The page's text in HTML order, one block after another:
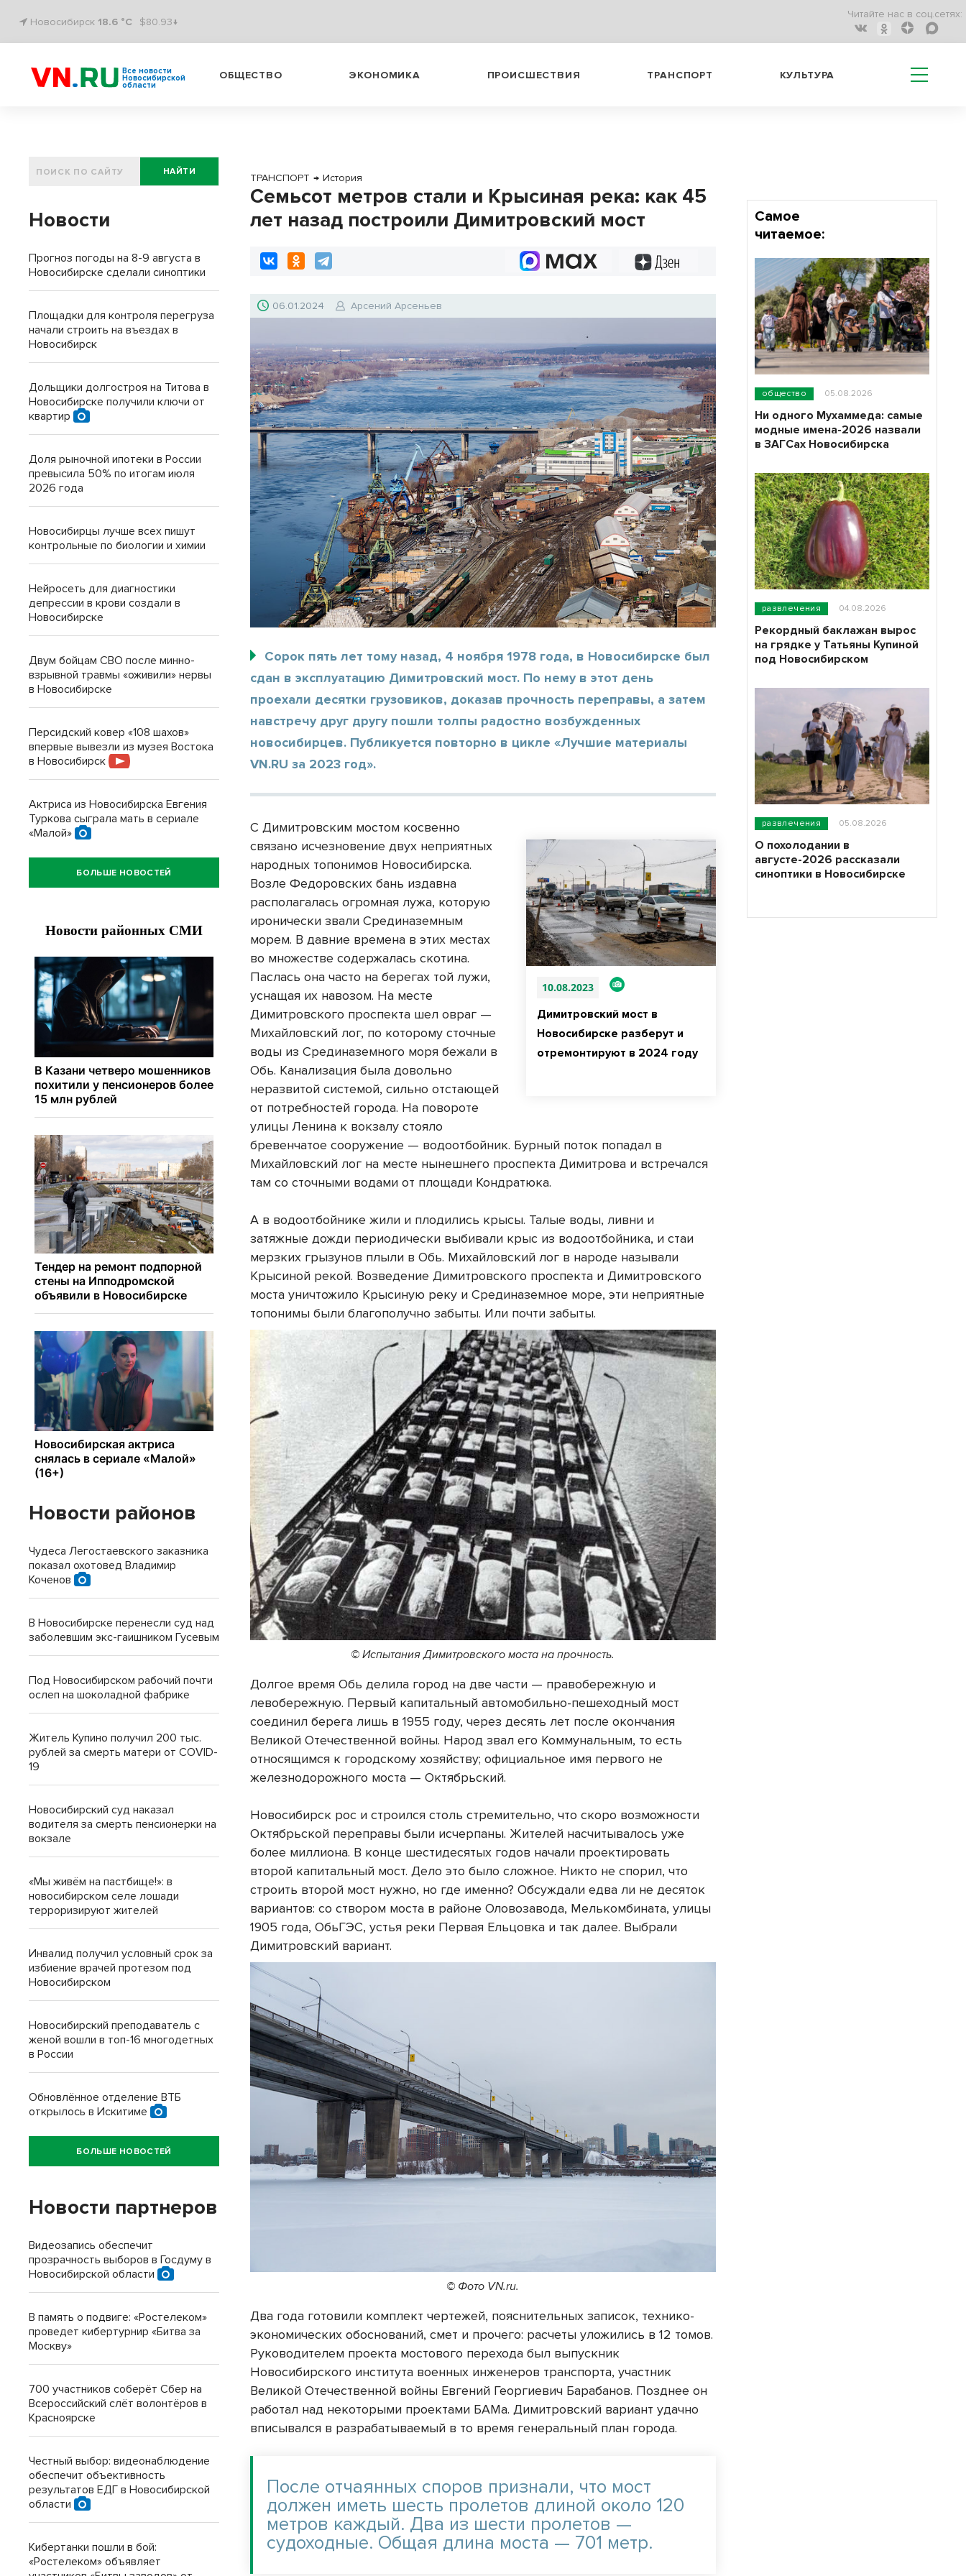
Новосибирск 18.6 °C $80.93↓
Читайте нас в соц.сетях:
Все новости
Новосибирской
области
ОБЩЕСТВО ЭКОНОМИКА ПРОИСШЕСТВИЯ ТРАНСПОРТ КУЛЬТУРА
ТРАНСПОРТ → История
Семьсот метров стали и Крысиная река: как 45
лет назад построили Димитровский мост
06.01.2024 Арсений Арсеньев
Сорок пять лет тому назад, 4 ноября 1978 года, в Новосибирске был
сдан в эксплуатацию Димитровский мост. По нему в этот день
проехали десятки грузовиков, доказав прочность переправы, а затем
навстречу друг другу пошли толпы радостно возбужденных
новосибирцев. Публикуется повторно в цикле «Лучшие материалы
VN.RU за 2023 год».
10.08.2023
Димитровский мост в
Новосибирске разберут и
отремонтируют в 2024 году
С Димитровским мостом косвенно
связано исчезновение двух неприятных
народных топонимов Новосибирска.
Возле Федоровских бань издавна
располагалась огромная лужа, которую
иронически звали Срединаземным
морем. В давние времена в этих местах
во множестве содержалась скотина.
Паслась она часто на берегах той лужи,
уснащая их навозом. На месте
Димитровского проспекта шел овраг —
Михайловский лог, по которому сточные
воды из Срединаземного моря бежали в
Обь. Канализация была довольно
неразвитой системой, сильно отстающей
от потребностей города. На повороте
улицы Ленина к вокзалу стояло
бревенчатое сооружение — водоотбойник. Бурный поток попадал в
Михайловский лог на месте нынешнего проспекта Димитрова и встречался
там со сточными водами от площади Кондратюка.
А в водоотбойнике жили и плодились крысы. Талые воды, ливни и
затяжные дожди периодически выбивали крыс из водоотбойника, и стаи
мерзких грызунов плыли в Обь. Михайловский лог в народе называли
Крысиной рекой. Возведение Димитровского проспекта и Димитровского
моста уничтожило Крысиную реку и Срединаземное море, эти неприятные
топонимы были благополучно забыты. Или почти забыты.
© Испытания Димитровского моста на прочность.
Долгое время Обь делила город на две части — правобережную и
левобережную. Первый капитальный автомобильно-пешеходный мост
соединил берега лишь в 1955 году, через десять лет после окончания
Великой Отечественной войны. Народ звал его Коммунальным, то есть
относящимся к городскому хозяйству; официальное имя первого не
железнодорожного моста — Октябрьский.
Новосибирск рос и строился столь стремительно, что скоро возможности
Октябрьской переправы были исчерпаны. Жителей насчитывалось уже
более миллиона. В конце шестидесятых годов начали проектировать
второй капитальный мост. Дело это было сложное. Никто не спорил, что
строить второй мост нужно, но где именно? Обсуждали едва ли не десяток
вариантов: со створом моста в районе Оловозавода, Мелькомбината, улицы
1905 года, ОбьГЭС, устья реки Первая Ельцовка и так далее. Выбрали
Димитровский вариант.
© Фото VN.ru.
Два года готовили комплект чертежей, пояснительных записок, технико-
экономических обоснований, смет и прочего: расчеты уложились в 12 томов.
Руководителем проекта мостового перехода был выпускник
Новосибирского института военных инженеров транспорта, участник
Великой Отечественной войны Евгений Георгиевич Барабанов. Позднее он
работал над некоторыми проектами БАМа. Димитровский вариант удачно
вписывался в разрабатываемый в то время генеральный план города.
После отчаянных споров признали, что мост
должен иметь шесть пролетов длиной около 120
метров каждый. Два из шести пролетов —
судоходные. Общая длина моста — 701 метр.
НАЙТИ
Новости
Прогноз погоды на 8-9 августа в
Новосибирске сделали синоптики
Площадки для контроля перегруза
начали строить на въездах в
Новосибирск
Дольщики долгостроя на Титова в
Новосибирске получили ключи от
квартир
Доля рыночной ипотеки в России
превысила 50% по итогам июля
2026 года
Новосибирцы лучше всех пишут
контрольные по биологии и химии
Нейросеть для диагностики
депрессии в крови создали в
Новосибирске
Двум бойцам СВО после минно-
взрывной травмы «оживили» нервы
в Новосибирске
Персидский ковер «108 шахов»
впервые вывезли из музея Востока
в Новосибирск
Актриса из Новосибирска Евгения
Туркова сыграла мать в сериале
«Малой»
БОЛЬШЕ НОВОСТЕЙ
Новости районов
Чудеса Легостаевского заказника
показал охотовед Владимир
Коченов
В Новосибирске перенесли суд над
заболевшим экс-гаишником Гусевым
Под Новосибирском рабочий почти
ослеп на шоколадной фабрике
Житель Купино получил 200 тыс.
рублей за смерть матери от COVID-
19
Новосибирский суд наказал
водителя за смерть пенсионерки на
вокзале
«Мы живём на пастбище!»: в
новосибирском селе лошади
терроризируют жителей
Инвалид получил условный срок за
избиение врачей протезом под
Новосибирском
Новосибирский преподаватель с
женой вошли в топ-16 многодетных
в России
Обновлённое отделение ВТБ
открылось в Искитиме
БОЛЬШЕ НОВОСТЕЙ
Новости партнеров
Видеозапись обеспечит
прозрачность выборов в Госдуму в
Новосибирской области
В память о подвиге: «Ростелеком»
проведет кибертурнир «Битва за
Москву»
700 участников соберёт Сбер на
Всероссийский слёт волонтёров в
Красноярске
Честный выбор: видеонаблюдение
обеспечит объективность
результатов ЕДГ в Новосибирской
области
Кибертанки пошли в бой:
«Ростелеком» объявляет
Самое
читаемое:
общество 05.08.2026
Ни одного Мухаммеда: самые
модные имена-2026 назвали
в ЗАГСах Новосибирска
развлечения 04.08.2026
Рекордный баклажан вырос
на грядке у Татьяны Купиной
под Новосибирском
развлечения 05.08.2026
О похолодании в
августе-2026 рассказали
синоптики в Новосибирске